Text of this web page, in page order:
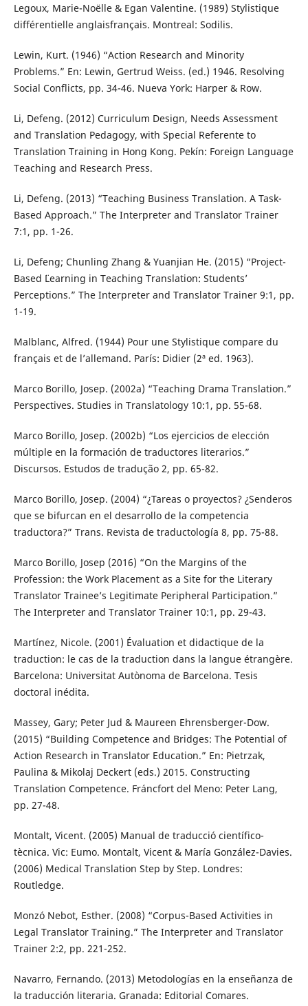
Legoux, Marie-Noëlle & Egan Valentine. (1989) Stylistique
différentielle anglaisfrançais. Montreal: Sodilis.
Lewin, Kurt. (1946) “Action Research and Minority
Problems.” En: Lewin, Gertrud Weiss. (ed.) 1946. Resolving
Social Conflicts, pp. 34-46. Nueva York: Harper & Row.
Li, Defeng. (2012) Curriculum Design, Needs Assessment
and Translation Pedagogy, with Special Referente to
Translation Training in Hong Kong. Pekín: Foreign Language
Teaching and Research Press.
Li, Defeng. (2013) “Teaching Business Translation. A Task-
Based Approach.” The Interpreter and Translator Trainer
7:1, pp. 1-26.
Li, Defeng; Chunling Zhang & Yuanjian He. (2015) “Project-
Based ¨Learning in Teaching Translation: Students’
Perceptions.” The Interpreter and Translator Trainer 9:1, pp.
1-19.
Malblanc, Alfred. (1944) Pour une Stylistique compare du
français et de l’allemand. París: Didier (2ª ed. 1963).
Marco Borillo, Josep. (2002a) “Teaching Drama Translation.”
Perspectives. Studies in Translatology 10:1, pp. 55-68.
Marco Borillo, Josep. (2002b) “Los ejercicios de elección
múltiple en la formación de traductores literarios.”
Discursos. Estudos de tradução 2, pp. 65-82.
Marco Borillo, Josep. (2004) “¿Tareas o proyectos? ¿Senderos
que se bifurcan en el desarrollo de la competencia
traductora?” Trans. Revista de traductología 8, pp. 75-88.
Marco Borillo, Josep (2016) “On the Margins of the
Profession: the Work Placement as a Site for the Literary
Translator Trainee’s Legitimate Peripheral Participation.”
The Interpreter and Translator Trainer 10:1, pp. 29-43.
Martínez, Nicole. (2001) Évaluation et didactique de la
traduction: le cas de la traduction dans la langue étrangère.
Barcelona: Universitat Autònoma de Barcelona. Tesis
doctoral inédita.
Massey, Gary; Peter Jud & Maureen Ehrensberger-Dow.
(2015) “Building Competence and Bridges: The Potential of
Action Research in Translator Education.” En: Pietrzak,
Paulina & Mikolaj Deckert (eds.) 2015. Constructing
Translation Competence. Fráncfort del Meno: Peter Lang,
pp. 27-48.
Montalt, Vicent. (2005) Manual de traducció científico-
tècnica. Vic: Eumo. Montalt, Vicent & María González-Davies.
(2006) Medical Translation Step by Step. Londres:
Routledge.
Monzó Nebot, Esther. (2008) “Corpus-Based Activities in
Legal Translator Training.” The Interpreter and Translator
Trainer 2:2, pp. 221-252.
Navarro, Fernando. (2013) Metodologías en la enseñanza de
la traducción literaria. Granada: Editorial Comares.